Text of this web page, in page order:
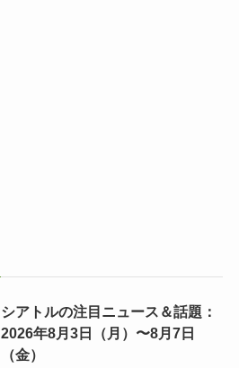
シアトルの注目ニュース＆話題：
2026年8月3日（月）〜8月7日
（金）